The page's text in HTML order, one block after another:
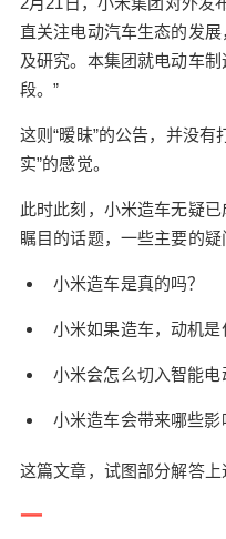
直关注电动汽车生态的发
及研究。本集团就电动车
段。”
这则“暧昧”的公告，并没有
实”的感觉。
此时此刻，小米造车无疑
瞩目的话题，一些主要的疑
小米造车是真的吗？
小米如果造车，动机是
小米会怎么切入智能电
小米造车会带来哪些影
这篇文章，试图部分解答上
一
定造车，致使当天小米
震动。 2月21日，小
措辞是：“本集团一直
就相关行业态势进行持
动车制造业务的研究
“暧昧”的公告，并没有
汽车、科技和互联网
要的疑问包括： 小米
道，胜算几何？ 小米
章，试图部分解答上
对这个消息，一点都
乎不能被解读为“欲盖
“小米集团正在调研造
性”，是尚未到“正式立
容包含哪一些？到什么